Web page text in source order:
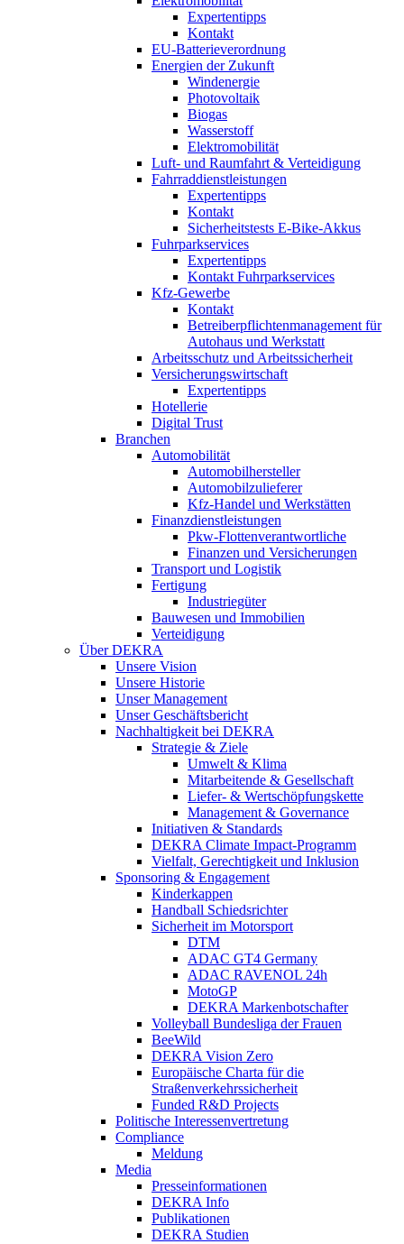
Expertentipps
Kontakt
EU-Batterieverordnung
Energien der Zukunft
Windenergie
Photovoltaik
Biogas
Wasserstoff
Elektromobilität
Luft- und Raumfahrt & Verteidigung
Fahrraddienstleistungen
Expertentipps
Kontakt
Sicherheitstests E-Bike-Akkus
Fuhrparkservices
Expertentipps
Kontakt Fuhrparkservices
Kfz-Gewerbe
Kontakt
Betreiberpflichtenmanagement für
Autohaus und Werkstatt
Arbeitsschutz und Arbeitssicherheit
Versicherungswirtschaft
Expertentipps
Hotellerie
Digital Trust
Branchen
Automobilität
Automobilhersteller
Automobilzulieferer
Kfz-Handel und Werkstätten
Finanzdienstleistungen
Pkw‑Flottenverantwortliche
Finanzen und Versicherungen
Transport und Logistik
Fertigung
Industriegüter
Bauwesen und Immobilien
Verteidigung
Über DEKRA
Unsere Vision
Unsere Historie
Unser Management
Unser Geschäftsbericht
Nachhaltigkeit bei DEKRA
Strategie & Ziele
Umwelt & Klima
Mitarbeitende & Gesellschaft
Liefer- & Wertschöpfungskette
Management & Governance
Initiativen & Standards
DEKRA Climate Impact-Programm
Vielfalt, Gerechtigkeit und Inklusion​
Sponsoring & Engagement
Kinderkappen
Handball Schiedsrichter
Sicherheit im Motorsport
DTM
ADAC GT4 Germany
ADAC RAVENOL 24h
MotoGP
DEKRA Markenbotschafter
Volleyball Bundesliga der Frauen
BeeWild
DEKRA Vision Zero
Europäische Charta für die
Straßenverkehrssicherheit
Funded R&D Projects
Politische Interessenvertretung
Compliance
Meldung
Media
Presseinformationen
DEKRA Info
Publikationen
DEKRA Studien